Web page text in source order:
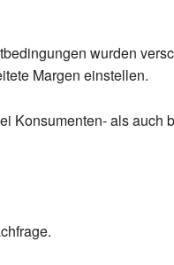
wurden
Margen einstellen.
Konsumenten- als auch